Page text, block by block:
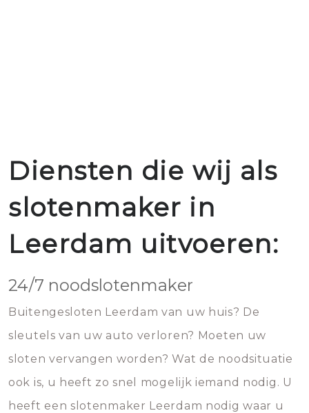
Diensten die wij als
slotenmaker in
Leerdam uitvoeren:
24/7 noodslotenmaker
Buitengesloten Leerdam van uw huis? De
sleutels van uw auto verloren? Moeten uw
sloten vervangen worden? Wat de noodsituatie
ook is, u heeft zo snel mogelijk iemand nodig. U
heeft een slotenmaker Leerdam nodig waar u